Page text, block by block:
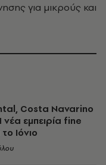
για μικρούς και
Costa Navarino
εμπειρία fine
Ιόνιο